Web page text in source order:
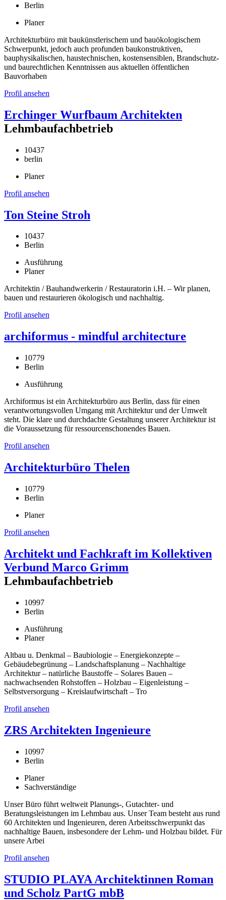
Berlin
Planer
Architekturbüro mit baukünstlerischem und bauökologischem
Schwerpunkt, jedoch auch profunden baukonstruktiven,
bauphysikalischen, haustechnischen, kostensensiblen, Brandschutz-
und baurechtlichen Kenntnissen aus aktuellen öffentlichen
Bauvorhaben
Profil ansehen
Erchinger Wurfbaum Architekten
Lehmbaufachbetrieb
10437
berlin
Planer
Profil ansehen
Ton Steine Stroh
10437
Berlin
Ausführung
Planer
Architektin / Bauhandwerkerin / Restauratorin i.H. – Wir planen,
bauen und restaurieren ökologisch und nachhaltig.
Profil ansehen
archiformus - mindful architecture
10779
Berlin
Ausführung
Archiformus ist ein Architekturbüro aus Berlin, dass für einen
verantwortungsvollen Umgang mit Architektur und der Umwelt
steht. Die klare und durchdachte Gestaltung unserer Architektur ist
die Voraussetzung für ressourcenschonendes Bauen.
Profil ansehen
Architekturbüro Thelen
10779
Berlin
Planer
Profil ansehen
Architekt und Fachkraft im Kollektiven
Verbund Marco Grimm
Lehmbaufachbetrieb
10997
Berlin
Ausführung
Planer
Altbau u. Denkmal – Baubiologie – Energiekonzepte –
Gebäudebegrünung – Landschaftsplanung – Nachhaltige
Architektur – natürliche Baustoffe – Solares Bauen –
nachwachsenden Rohstoffen – Holzbau – Eigenleistung –
Selbstversorgung – Kreislaufwirtschaft – Tro
Profil ansehen
ZRS Architekten Ingenieure
10997
Berlin
Planer
Sachverständige
Unser Büro führt weltweit Planungs-, Gutachter- und
Beratungsleistungen im Lehmbau aus. Unser Team besteht aus rund
60 Architekten und Ingenieuren, deren Arbeitsschwerpunkt das
nachhaltige Bauen, insbesondere der Lehm- und Holzbau bildet. Für
unsere Arbei
Profil ansehen
STUDIO PLAYA Architektinnen Roman
und Scholz PartG mbB